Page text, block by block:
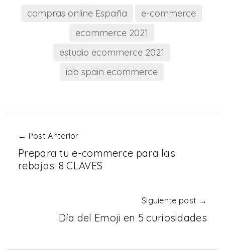
compras online España
e-commerce
ecommerce 2021
estudio ecommerce 2021
iab spain ecommerce
← Post Anterior
Prepara tu e-commerce para las
rebajas: 8 CLAVES
Siguiente post →
Día del Emoji en 5 curiosidades